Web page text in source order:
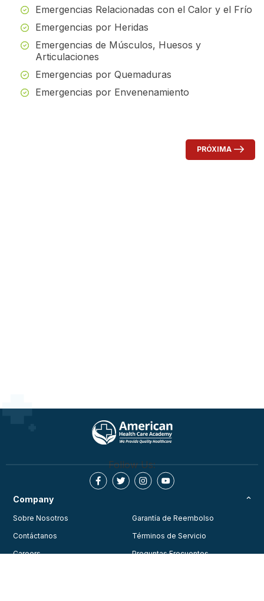
Emergencias Relacionadas con el Calor y el Frío
Emergencias por Heridas
Emergencias de Músculos, Huesos y
Articulaciones
Emergencias por Quemaduras
Emergencias por Envenenamiento
PRÓXIMA
Follow Us:
Company
Sobre Nosotros
Contáctanos
Careers
Garantía de Reembolso
Términos de Servicio
Preguntas Frecuentes